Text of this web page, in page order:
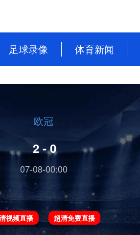
足球录像
西甲
德甲
中超
欧洲杯
欧冠
体育新闻
欧冠
2 - 0
07-08-00:00
视频直播 超清免费直播